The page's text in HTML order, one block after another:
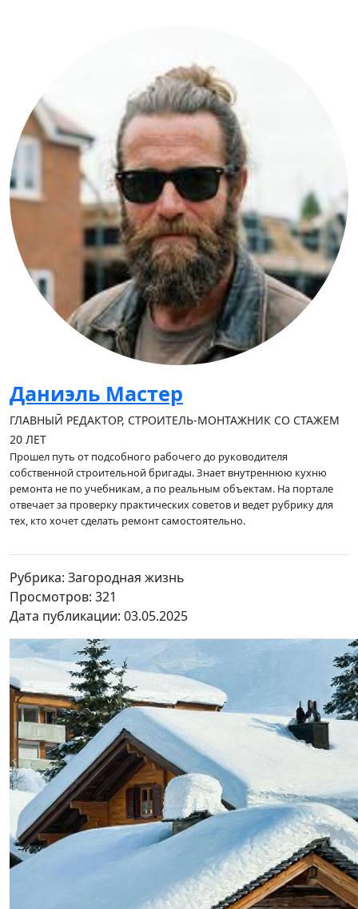
Даниэль Мастер
ГЛАВНЫЙ РЕДАКТОР, СТРОИТЕЛЬ-МОНТАЖНИК СО СТАЖЕМ
20 ЛЕТ
Прошел путь от подсобного рабочего до руководителя
собственной строительной бригады. Знает внутреннюю кухню
ремонта не по учебникам, а по реальным объектам. На портале
отвечает за проверку практических советов и ведет рубрику для
тех, кто хочет сделать ремонт самостоятельно.
Рубрика: Загородная жизнь
Просмотров: 321
Дата публикации: 03.05.2025